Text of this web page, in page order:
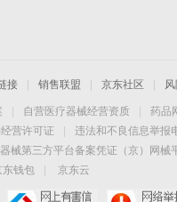
接 销售联盟 京东社区
自营医疗器械经营资质 药品
营许可证
违法和不良信息举报
器械第三方平台备案凭证（京）网
东钱包
京东云